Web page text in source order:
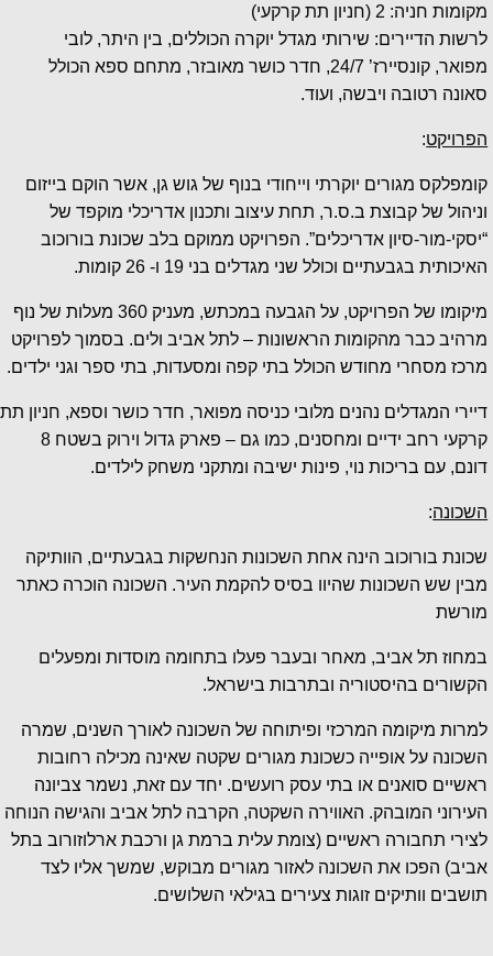
מקומות חניה: 2 (חניון תת קרקעי)
לרשות הדיירים: שירותי מגדל יוקרה הכוללים, בין היתר, לובי
מפואר, קונסיירז’ 24/7, חדר כושר מאובזר, מתחם ספא הכולל
סאונה רטובה ויבשה, ועוד.
הפרויקט:
קומפלקס מגורים יוקרתי וייחודי בנוף של גוש גן, אשר הוקם בייזום
וניהול של קבוצת ב.ס.ר, תחת עיצוב ותכנון אדריכלי מוקפד של
“יסקי-מור-סיון אדריכלים”. הפרויקט ממוקם בלב שכונת בורוכוב
האיכותית בגבעתיים וכולל שני מגדלים בני 19 ו- 26 קומות.
מיקומו של הפרויקט, על הגבעה במכתש, מעניק 360 מעלות של נוף
מרהיב כבר מהקומות הראשונות – לתל אביב ולים. בסמוך לפרויקט
מרכז מסחרי מחודש הכולל בתי קפה ומסעדות, בתי ספר וגני ילדים.
דיירי המגדלים נהנים מלובי כניסה מפואר, חדר כושר וספא, חניון תת
קרקעי רחב ידיים ומחסנים, כמו גם – פארק גדול וירוק בשטח 8
דונם, עם בריכות נוי, פינות ישיבה ומתקני משחק לילדים.
השכונה:
שכונת בורוכוב הינה אחת השכונות הנחשקות בגבעתיים, הוותיקה
מבין שש השכונות שהיוו בסיס להקמת העיר. השכונה הוכרה כאתר
מורשת
במחוז תל אביב, מאחר ובעבר פעלו בתחומה מוסדות ומפעלים
הקשורים בהיסטוריה ובתרבות בישראל.
למרות מיקומה המרכזי ופיתוחה של השכונה לאורך השנים, שמרה
השכונה על אופייה כשכונת מגורים שקטה שאינה מכילה רחובות
ראשיים סואנים או בתי עסק רועשים. יחד עם זאת, נשמר צביונה
העירוני המובהק. האווירה השקטה, הקרבה לתל אביב והגישה הנוחה
לצירי תחבורה ראשיים (צומת עלית ברמת גן ורכבת ארלוזורוב בתל
אביב) הפכו את השכונה לאזור מגורים מבוקש, שמשך אליו לצד
תושבים וותיקים זוגות צעירים בגילאי השלושים.